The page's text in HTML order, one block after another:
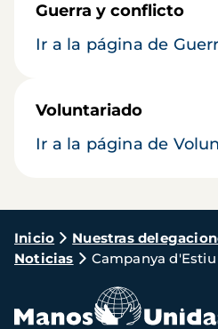
Guerra y conflicto
Ir a la página de
Voluntariado
Ir a la página de
Ruta
de
navegación
Inicio Nuestras
Noticias
Campanya